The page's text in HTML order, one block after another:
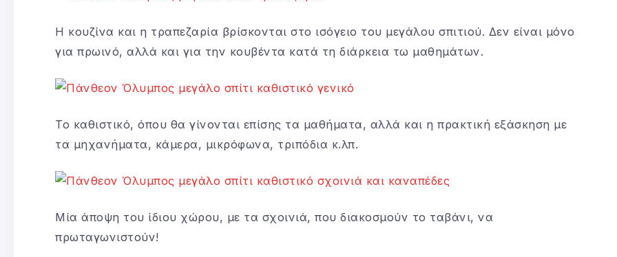
Η κουζίνα και η τραπεζαρία βρίσκονται στο ισόγειο του μεγάλου σπιτιού. Δεν είναι μόνο
για πρωινό, αλλά και για την κουβέντα κατά τη διάρκεια τω μαθημάτων.
Το καθιστικό, όπου θα γίνονται επίσης τα μαθήματα, αλλά και η πρακτική εξάσκηση με
τα μηχανήματα, κάμερα, μικρόφωνα, τριπόδια κ.λπ.
Μία άποψη του ίδιου χώρου, με τα σχοινιά, που διακοσμούν το ταβάνι, να
πρωταγωνιστούν!